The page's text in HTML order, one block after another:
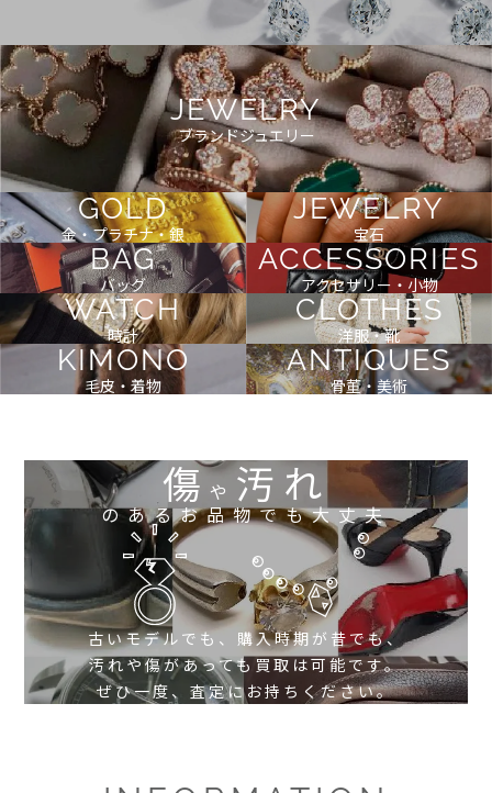
JEWELRY
ブランドジュエリー
GOLD
金・プラチナ・銀
JEWELRY
宝石
BAG
バッグ
ACCESSORIES
アクセサリー・小物
WATCH
時計
CLOTHES
洋服・靴
KIMONO
毛皮・着物
ANTIQUES
骨董・美術
傷や 汚れ
のあるお品物でも大丈夫
古いモデルでも、購入時期が昔でも、
汚れや傷があっても買取は可能です。
ぜひ一度、査定にお持ちください。